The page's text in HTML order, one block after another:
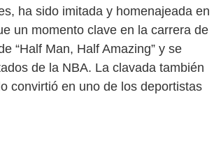
ha sido imitada y homenajeada en
un momento clave en la carrera de
“Half Man, Half Amazing” y se
de la NBA. La clavada también
convirtió en uno de los deportistas